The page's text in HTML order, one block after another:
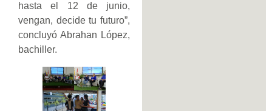
hasta el 12 de junio,
vengan, decide tu futuro”,
concluyó Abrahan López,
bachiller.